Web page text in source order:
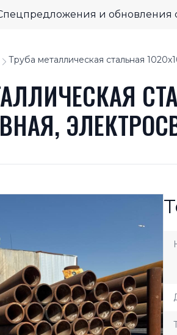
и обновления
Труба металлическая стальная